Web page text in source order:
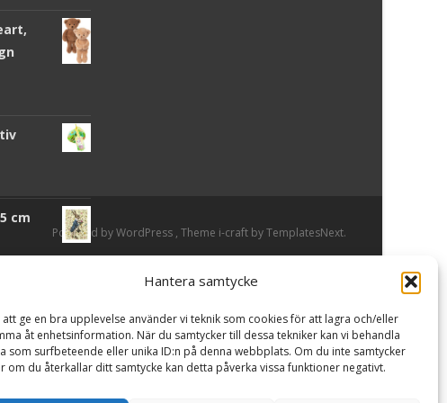
Hantera samtycke
att ge en bra upplevelse använder vi teknik som cookies för att lagra och/eller
åt enhetsinformation. När du samtycker till dessa tekniker kan vi behandla
som surfbeteende eller unika ID:n på denna webbplats. Om du inte samtycker
om du återkallar ditt samtycke kan detta påverka vissa funktioner negativt.
cm
bor
Powered by WordPress , Theme i-craft by TemplatesNext.